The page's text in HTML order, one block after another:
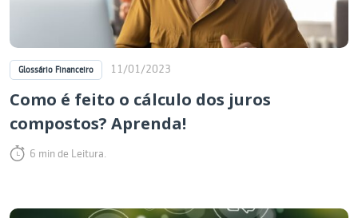
Glossário Financeiro 11/01/2023
Como é feito o cálculo dos juros
compostos? Aprenda!
6 min de Leitura.